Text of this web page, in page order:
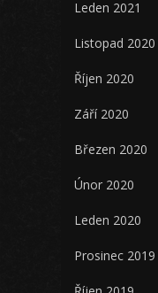
Leden 2021
Listopad 2020
Říjen 2020
Září 2020
Březen 2020
Únor 2020
Leden 2020
Prosinec 2019